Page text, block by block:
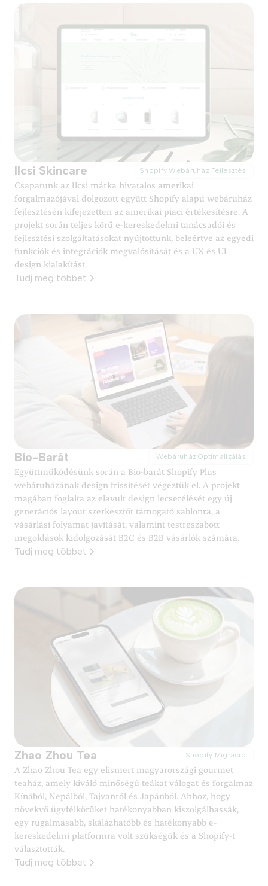
Ilcsi Skincare Shopify Webáruház Fejlesztés
Csapatunk az Ilcsi márka hivatalos amerikai
forgalmazójával dolgozott együtt Shopify alapú webáruház
fejlesztésén kifejezetten az amerikai piaci értékesítésre. A
projekt során teljes körű e-kereskedelmi tanácsadói és
fejlesztési szolgáltatásokat nyújtottunk, beleértve az egyedi
funkciók és integrációk megvalósítását és a UX és UI
design kialakítást.
Tudj meg többet
Bio-Barát Webáruház Optimalizálás
Együttműködésünk során a Bio-barát Shopify Plus
webáruházának design frissítését végeztük el. A projekt
magában foglalta az elavult design lecserélését egy új
generációs layout szerkesztőt támogató sablonra, a
vásárlási folyamat javítását, valamint testreszabott
megoldások kidolgozását B2C és B2B vásárlók számára.
Tudj meg többet
Zhao Zhou Tea Shopify Migráció
A Zhao Zhou Tea egy elismert magyarországi gourmet
teaház, amely kiváló minőségű teákat válogat és forgalmaz
Kínából, Nepálból, Tajvanról és Japánból. Ahhoz, hogy
növekvő ügyfélkörüket hatékonyabban kiszolgálhassák,
egy rugalmasabb, skálázhatóbb és hatékonyabb e-
kereskedelmi platformra volt szükségük és a Shopify-t
választották.
Tudj meg többet